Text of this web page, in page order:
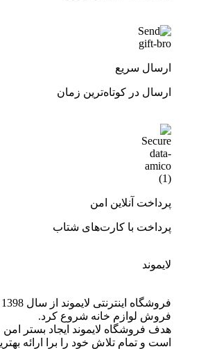
پرداخت آنلاین امن
پرداخت با کارت‌های شتاب
ارسال سریع
ارسال در کوتاه‌ترین زمان
لایموند
فروش لوازم خانه شروع کرد.
هدف فروشگاه لایموند ایجاد بستر
است و تمام تلاش خود را برا ارائه